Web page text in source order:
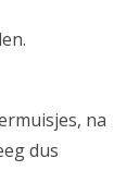
na
dus